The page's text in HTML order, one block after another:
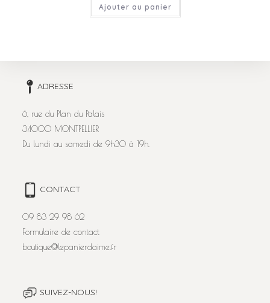
Ajouter au panier
ADRESSE
6, rue du Plan du Palais
34000 MONTPELLIER
Du lundi au samedi de 9h30 à 19h.
CONTACT
09 83 29 98 62
Formulaire de contact
boutique@lepanierdaime.fr
SUIVEZ-NOUS!